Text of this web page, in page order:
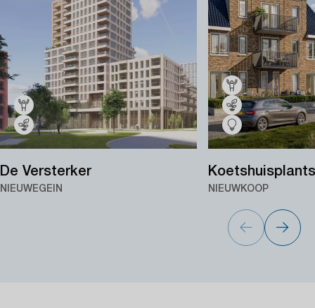
De Versterker
NIEUWEGEIN NIEUWKOOP